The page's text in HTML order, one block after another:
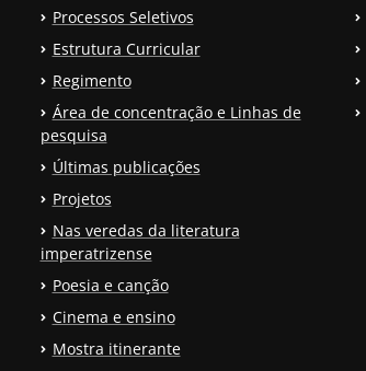
Processos Seletivos
Estrutura Curricular
Regimento
Área de concentração e Linhas de
pesquisa
Últimas publicações
Projetos
Nas veredas da literatura
imperatrizense
Poesia e canção
Cinema e ensino
Mostra itinerante